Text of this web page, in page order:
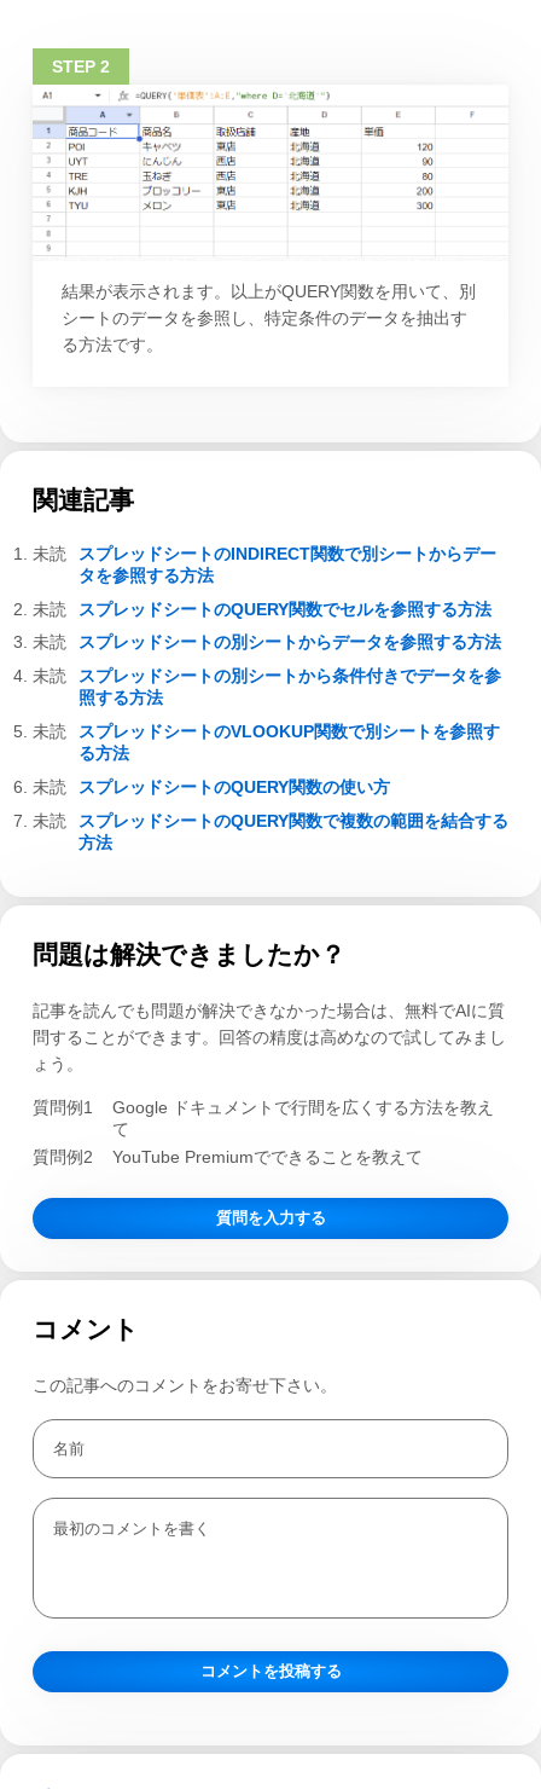
結果が表示されます。以上がQUERY関数を用いて、別
シートのデータを参照し、特定条件のデータを抽出す
る方法です。
関連記事
スプレッドシートのINDIRECT関数で別シートからデー
タを参照する方法
スプレッドシートのQUERY関数でセルを参照する方法
スプレッドシートの別シートからデータを参照する方法
スプレッドシートの別シートから条件付きでデータを参
照する方法
スプレッドシートのVLOOKUP関数で別シートを参照す
る方法
スプレッドシートのQUERY関数の使い方
スプレッドシートのQUERY関数で複数の範囲を結合する
方法
問題は解決できましたか？
記事を読んでも問題が解決できなかった場合は、無料でAIに質
問することができます。回答の精度は高めなので試してみまし
ょう。
質問例1
Google ドキュメントで行間を広くする方法を教え
て
質問例2
YouTube Premiumでできることを教えて
質問を入力する
コメント
この記事へのコメントをお寄せ下さい。